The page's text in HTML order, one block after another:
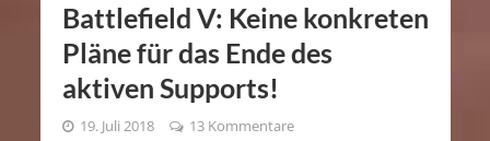
Battlefield V: Keine konkreten
Pläne für das Ende des
aktiven Supports!
19. Juli 2018 13 Kommentare